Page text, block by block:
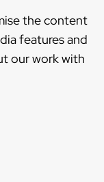
the content
features and
our work with